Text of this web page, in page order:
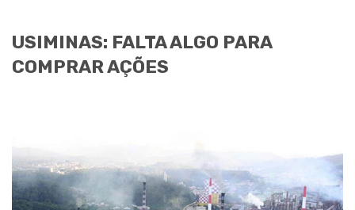
USIMINAS: FALTA ALGO PARA
COMPRAR AÇÕES